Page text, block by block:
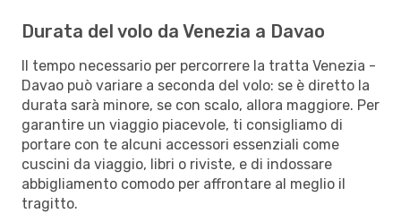
Durata del volo da Venezia a Davao
Il tempo necessario per percorrere la tratta Venezia -
Davao può variare a seconda del volo: se è diretto la
durata sarà minore, se con scalo, allora maggiore. Per
garantire un viaggio piacevole, ti consigliamo di
portare con te alcuni accessori essenziali come
cuscini da viaggio, libri o riviste, e di indossare
abbigliamento comodo per affrontare al meglio il
tragitto.